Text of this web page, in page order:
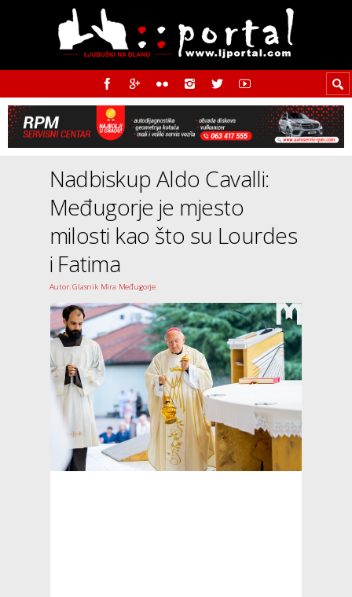
Nadbiskup Aldo Cavalli:
Međugorje je mjesto
milosti kao što su Lourdes
i Fatima
Autor: Glasnik Mira Međugorje